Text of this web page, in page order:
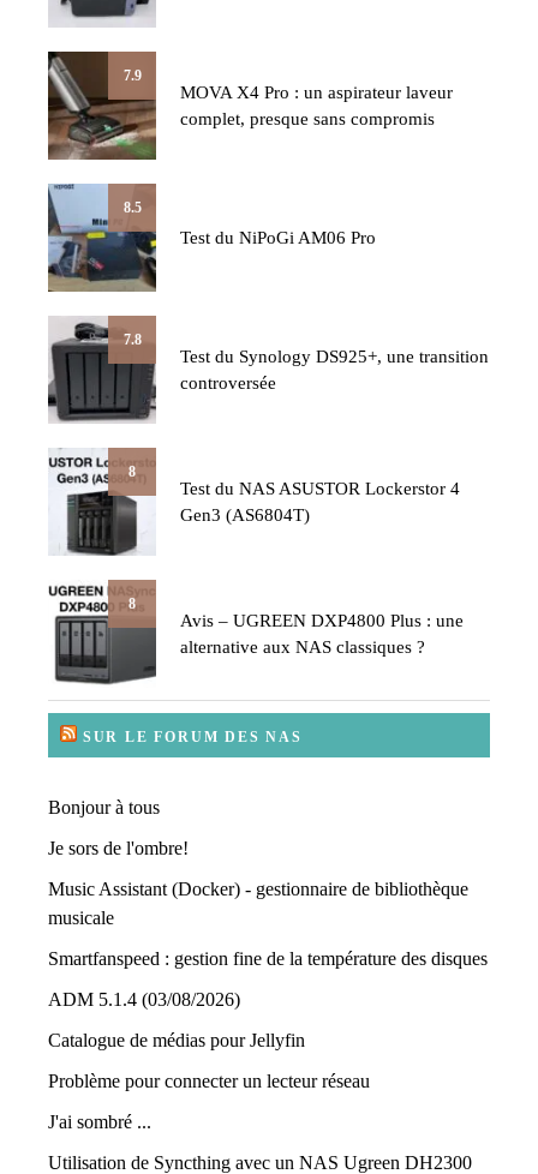
7.9
MOVA X4 Pro : un aspirateur laveur
complet, presque sans compromis
8.5
Test du NiPoGi AM06 Pro
7.8
Test du Synology DS925+, une transition
controversée
8
Test du NAS ASUSTOR Lockerstor 4
Gen3 (AS6804T)
8
Avis – UGREEN DXP4800 Plus : une
alternative aux NAS classiques ?
SUR LE FORUM DES NAS
Bonjour à tous
Je sors de l'ombre!
Music Assistant (Docker) - gestionnaire de bibliothèque
musicale
Smartfanspeed : gestion fine de la température des disques
ADM 5.1.4 (03/08/2026)
Catalogue de médias pour Jellyfin
Problème pour connecter un lecteur réseau
J'ai sombré ...
Utilisation de Syncthing avec un NAS Ugreen DH2300